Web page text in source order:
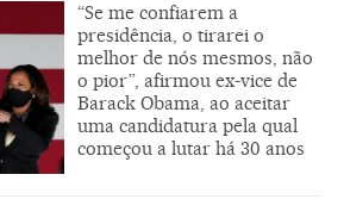
“Se me confiarem a
presidência, o tirarei o
melhor de nós mesmos, não
o pior”, afirmou ex-vice de
Barack Obama, ao aceitar
uma candidatura pela qual
começou a lutar há 30 anos